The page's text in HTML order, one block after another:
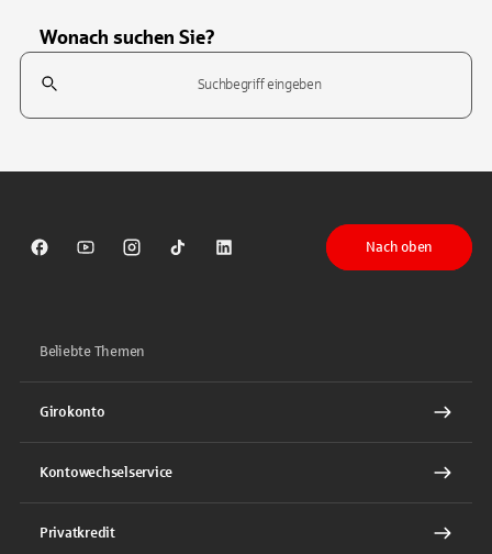
Wonach suchen Sie?
Suchfeld
Sparkasse auf Facebook
Sparkasse auf Youtube
Sparkasse auf Instagram
Sparkasse auf TikTok
Sparkasse auf LinkedIn
Nach oben
Beliebte Themen
Girokonto
Kontowechselservice
Privatkredit